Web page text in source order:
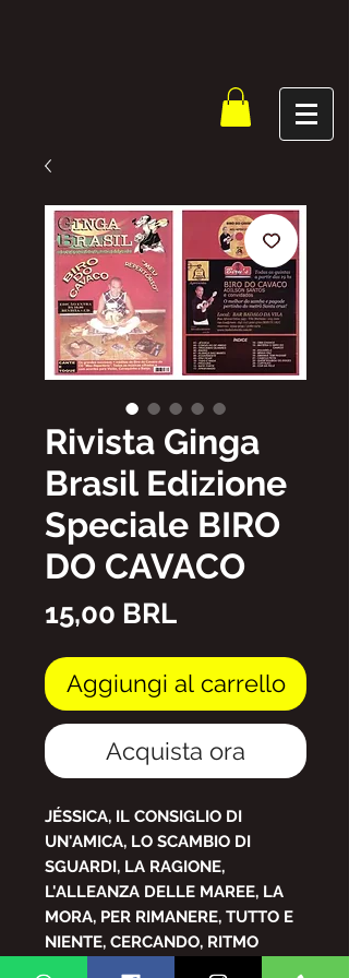
Rivista Ginga
Brasil Edizione
Speciale BIRO
DO CAVACO
15,00 BRLPrezzo
Aggiungi al carrello
Acquista ora
JÉSSICA, IL CONSIGLIO DI
UN'AMICA, LO SCAMBIO DI
SGUARDI, LA RAGIONE,
L'ALLEANZA DELLE MAREE, LA
MORA, PER RIMANERE, TUTTO E
NIENTE, CERCANDO, RITMO